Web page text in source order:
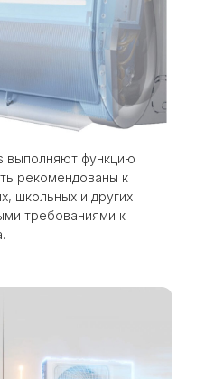
выполняют функцию
рекомендованы к
школьных и других
требованиями к